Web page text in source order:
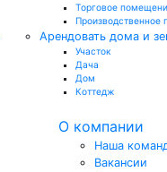
Торговое
Производственное
Арендовать дома и
Участок
Дача
Дом
Коттедж
О компании
Наша
Вакансии